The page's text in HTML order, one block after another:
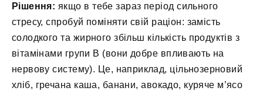
Рішення: якщо в тебе зараз період сильного
стресу, спробуй поміняти свій раціон: замість
солодкого та жирного збільш кількість продуктів з
вітамінами групи B (вони добре впливають на
нервову систему). Це, наприклад, цільнозерновий
хліб, гречана каша, банани, авокадо, куряче м’ясо